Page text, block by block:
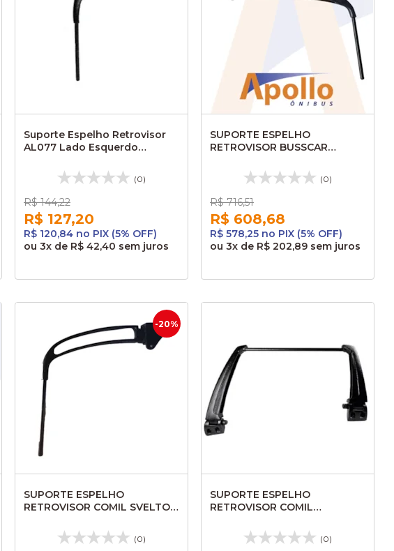
Suporte Espelho Retrovisor
AL077 Lado Esquerdo
(0)
R$ 144,22
R$ 127,20
R$ 120,84 no PIX (5% OFF)
ou 3x de R$ 42,40 sem juros
SUPORTE ESPELHO
RETROVISOR BUSSCAR
ALUMBRASIL
(0)
R$ 716,51
R$ 608,68
R$ 578,25 no PIX (5% OFF)
ou 3x de R$ 202,89 sem juros
-20%
SUPORTE ESPELHO
RETROVISOR COMIL SVELTO
(0)
SUPORTE ESPELHO
RETROVISOR COMIL
(0)